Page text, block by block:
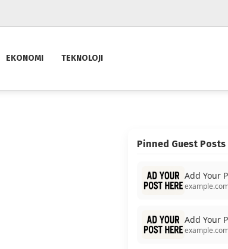
EKONOMI TEKNOLOJI
Pinned Guest Posts
Add Your
Add Your